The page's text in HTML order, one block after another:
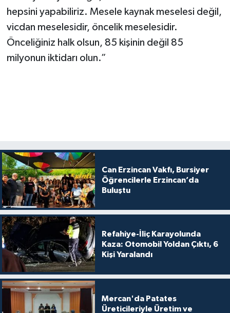
hepsini yapabiliriz. Mesele kaynak meselesi değil,
vicdan meselesidir, öncelik meselesidir.
Önceliğiniz halk olsun, 85 kişinin değil 85
milyonun iktidarı olun.”
Can Erzincan Vakfı, Bursiyer
Öğrencilerle Erzincan’da
Buluştu
Refahiye-İliç Karayolunda
Kaza: Otomobil Yoldan Çıktı, 6
Kişi Yaralandı
Mercan'da Patates
Üreticileriyle Üretim ve